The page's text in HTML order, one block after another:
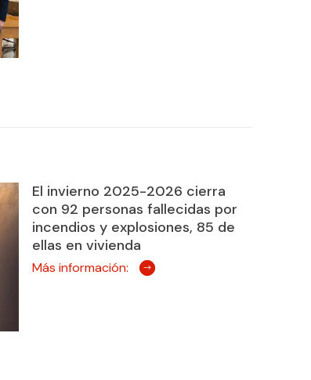
El invierno 2025-2026 cierra
con 92 personas fallecidas por
incendios y explosiones, 85 de
ellas en vivienda
Más información: